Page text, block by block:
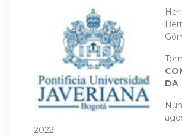
DA
2022